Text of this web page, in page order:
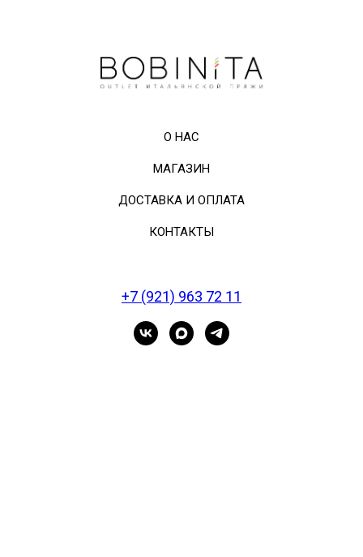
О НАС
МАГАЗИН
ДОСТАВКА И ОПЛАТА
КОНТАКТЫ
+7 (921) 963 72 11